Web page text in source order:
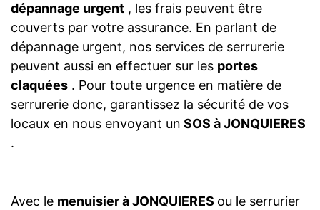
dépannage urgent , les frais peuvent être
couverts par votre assurance. En parlant de
dépannage urgent, nos services de serrurerie
peuvent aussi en effectuer sur les portes
claquées . Pour toute urgence en matière de
serrurerie donc, garantissez la sécurité de vos
locaux en nous envoyant un SOS à JONQUIERES
.
Avec le menuisier à JONQUIERES ou le serrurier